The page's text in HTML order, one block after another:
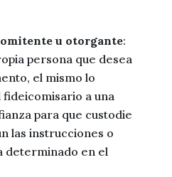
u otorgante:
persona que desea
el mismo lo
a una
para que custodie
las instrucciones o
determinado en el